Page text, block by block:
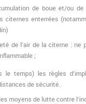
de boue et/ou
citernes enterrées
de l’air de la citerne : ne
;
le temps) les règles
de sécurité.
moyens de lutte contre